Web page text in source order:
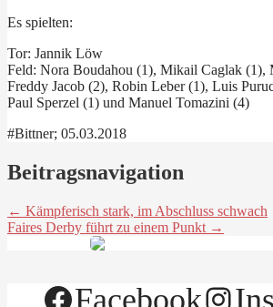
Es spielten:
Tor: Jannik Löw
Feld: Nora Boudahou (1), Mikail Caglak (1),
Freddy Jacob (2), Robin Leber (1), Luis
Paul Sperzel (1) und Manuel Tomazini (4)
#Bittner; 05.03.2018
Beitragsnavigation
← Kämpferisch stark, im Abschluss schwach
Faires Derby führt zu einem Punkt →
Facebook